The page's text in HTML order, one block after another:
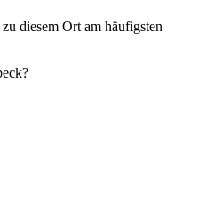
diesem Ort am häufigsten